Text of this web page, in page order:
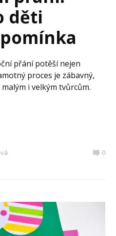
děti
přání potěší nejen
proces je zábavný,
i velkým tvůrcům.
0